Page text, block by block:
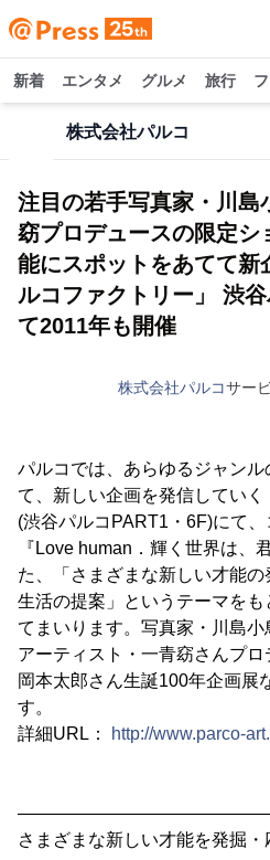
新着 エンタメ グルメ 旅行
株式会社パルコ
注目の若手写真家・川島
窈プロデュースの限定シ
能にスポットをあてて新
ルコファクトリー」 渋
て2011年も開催
株式会社パルコサー
パルコでは、あらゆるジャン
て、新しい企画を発信していく
(渋谷パルコPART1・6F)にて
『Love human．輝く世界は、
た、「さまざまな新しい才能
生活の提案」というテーマを
てまいります。写真家・川島小
アーティスト・一青窈さんプロ
岡本太郎さん生誕100年企画展
す。
詳細URL：
http://www.parco-
さまざまな新しい才能を発掘・